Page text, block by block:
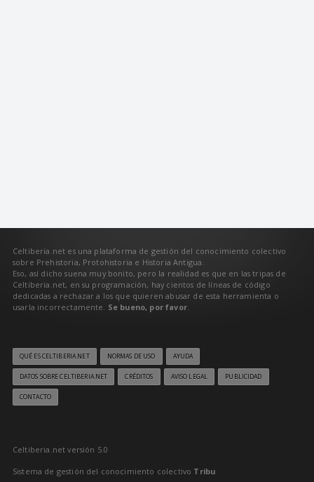
Celtiberia.net es una plataforma de gestión del conocimiento colectivo
sobre Prehistoria, Protohistoria e Historia Antigua.
Eso, así dicho suena muy bonito, pero la realidad es que en las tripas de
Celtiberia.net, en su programación, hay cientos de líneas de código
dedicadas a rechazar a los que quieren abusar de esta herramienta o
usarla incorrectamente. Se bueno, por favor.
QUÉ ES CELTIBERIA.NET NORMAS DE USO AYUDA
DATOS SOBRE CELTIBERIA.NET CRÉDITOS AVISO LEGAL PUBLICIDAD
CONTACTO
Celtiberia.net versión 5.0
Sistema de gestión del conocimiento colectivo Tribu